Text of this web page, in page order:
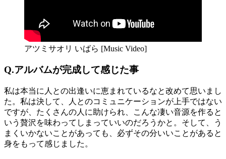
アツミサオリ いばら [Music Video]
Q.アルバムが完成して感じた事
私は本当に人との出逢いに恵まれているなと改めて思いまし
た。私は決して、人とのコミュニケーションが上手ではない
ですが、たくさんの人に助けられ、こんな凄い音源を作ると
いう贅沢を味わってしまっていいのだろうかと。そして、う
まくいかないことがあっても、必ずその分いいことがあると
身をもって感じました。